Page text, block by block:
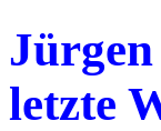
letzte